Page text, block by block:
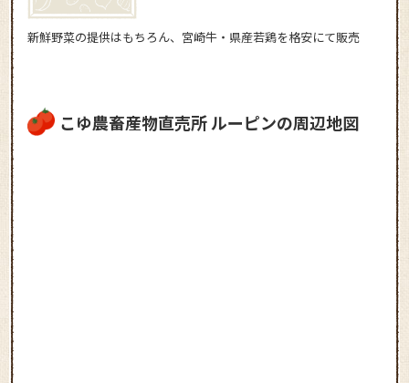
新鮮野菜の提供はもちろん、宮崎牛・県産若鶏を格安にて販売
こゆ農畜産物直売所 ルーピンの周辺地図